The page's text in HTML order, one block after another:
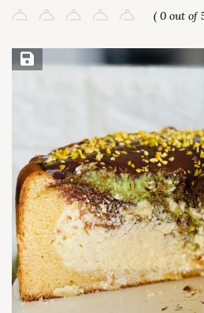
( 0 out of
Save Recipe